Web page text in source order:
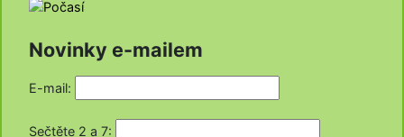
Novinky e-mailem
E-mail:
Sečtěte 2 a 7: